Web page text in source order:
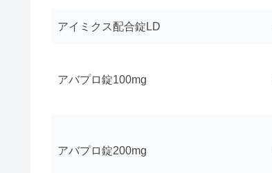
アイミクス配合錠LD
アバプロ錠100mg
アバプロ錠200mg